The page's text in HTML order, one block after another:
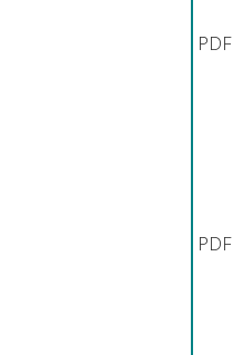
PDF
PDF